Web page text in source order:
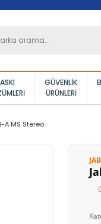
GÜVENLIK
ÜRÜNLERI
A MS Stereo